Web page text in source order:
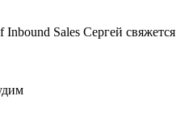
Inbound Sales Сергей свяжется